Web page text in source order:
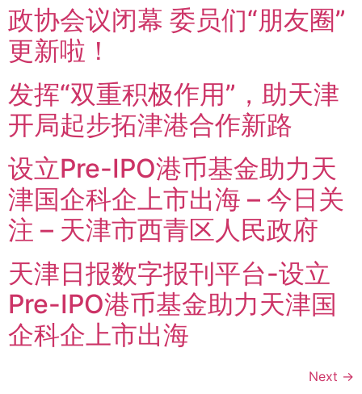
政协会议闭幕 委员们“朋友圈”
更新啦！
发挥“双重积极作用”，助天津
开局起步拓津港合作新路
设立Pre-IPO港币基金助力天
津国企科企上市出海 – 今日关
注 – 天津市西青区人民政府
天津日报数字报刊平台-设立
Pre-IPO港币基金助力天津国
企科企上市出海
Next →